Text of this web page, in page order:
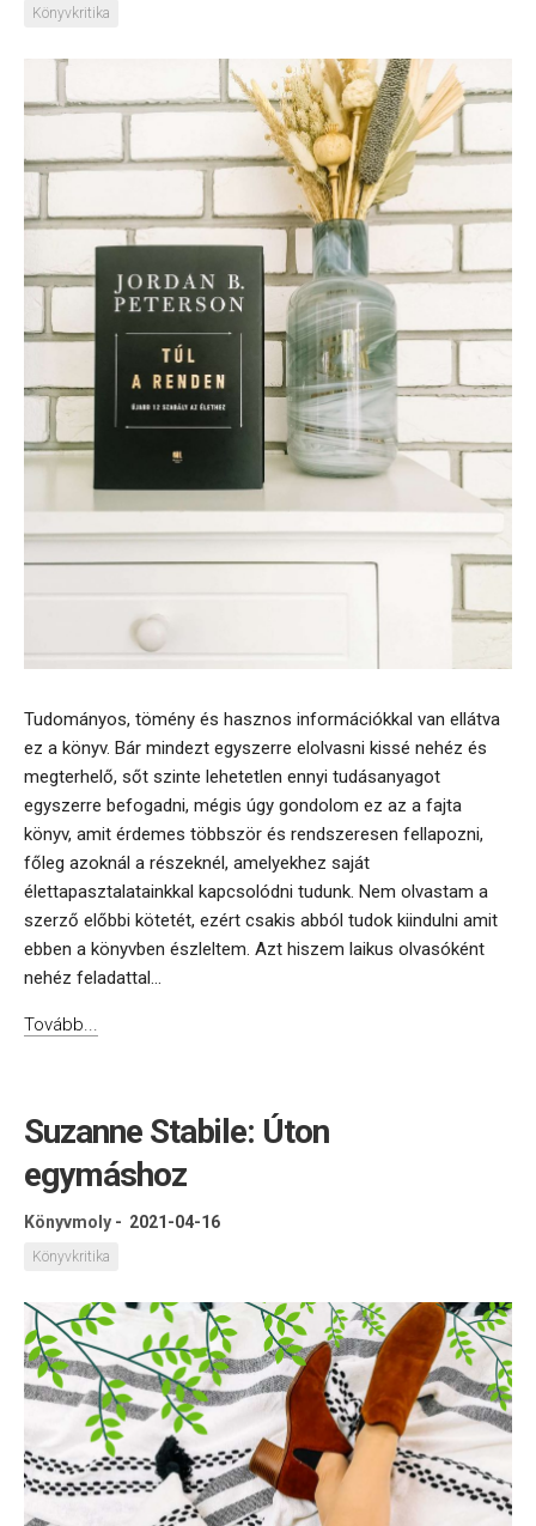
Könyvkritika
Tudományos, tömény és hasznos információkkal van ellátva
ez a könyv. Bár mindezt egyszerre elolvasni kissé nehéz és
megterhelő, sőt szinte lehetetlen ennyi tudásanyagot
egyszerre befogadni, mégis úgy gondolom ez az a fajta
könyv, amit érdemes többször és rendszeresen fellapozni,
főleg azoknál a részeknél, amelyekhez saját
élettapasztalatainkkal kapcsolódni tudunk. Nem olvastam a
szerző előbbi kötetét, ezért csakis abból tudok kiindulni amit
ebben a könyvben észleltem. Azt hiszem laikus olvasóként
nehéz feladattal...
Tovább...
Suzanne Stabile: Úton
egymáshoz
Könyvmoly - 2021-04-16
Könyvkritika